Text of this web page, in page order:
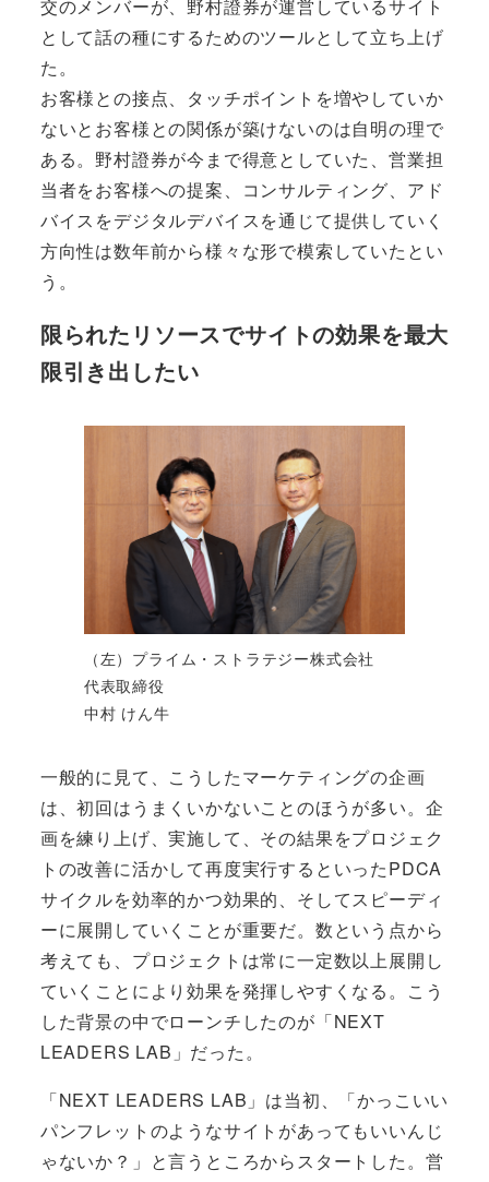
交のメンバーが、野村證券が運営しているサイト
として話の種にするためのツールとして立ち上げ
た。
お客様との接点、タッチポイントを増やしていか
ないとお客様との関係が築けないのは自明の理で
ある。野村證券が今まで得意としていた、営業担
当者をお客様への提案、コンサルティング、アド
バイスをデジタルデバイスを通じて提供していく
方向性は数年前から様々な形で模索していたとい
う。
限られたリソースでサイトの効果を最大
限引き出したい
（左）プライム・ストラテジー株式会社
代表取締役
中村 けん牛
一般的に見て、こうしたマーケティングの企画
は、初回はうまくいかないことのほうが多い。企
画を練り上げ、実施して、その結果をプロジェク
トの改善に活かして再度実行するといったPDCA
サイクルを効率的かつ効果的、そしてスピーディ
ーに展開していくことが重要だ。数という点から
考えても、プロジェクトは常に一定数以上展開し
ていくことにより効果を発揮しやすくなる。こう
した背景の中でローンチしたのが「NEXT
LEADERS LAB」だった。
「NEXT LEADERS LAB」は当初、「かっこいい
パンフレットのようなサイトがあってもいいんじ
ゃないか？」と言うところからスタートした。営